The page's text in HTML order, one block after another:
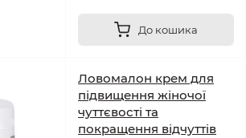
До кошика
Ловомалон крем для
підвищення жіночої
чуттєвості та
покращення відчуттів